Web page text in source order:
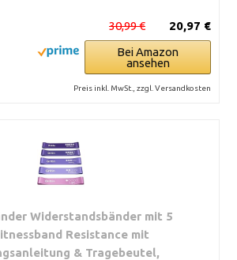
20,97 €
30,99 €
Bei Amazon
ansehen
Preis inkl. MwSt., zzgl. Versandkosten
Widerstandsbänder mit 5
Resistance mit
& Tragebeutel,